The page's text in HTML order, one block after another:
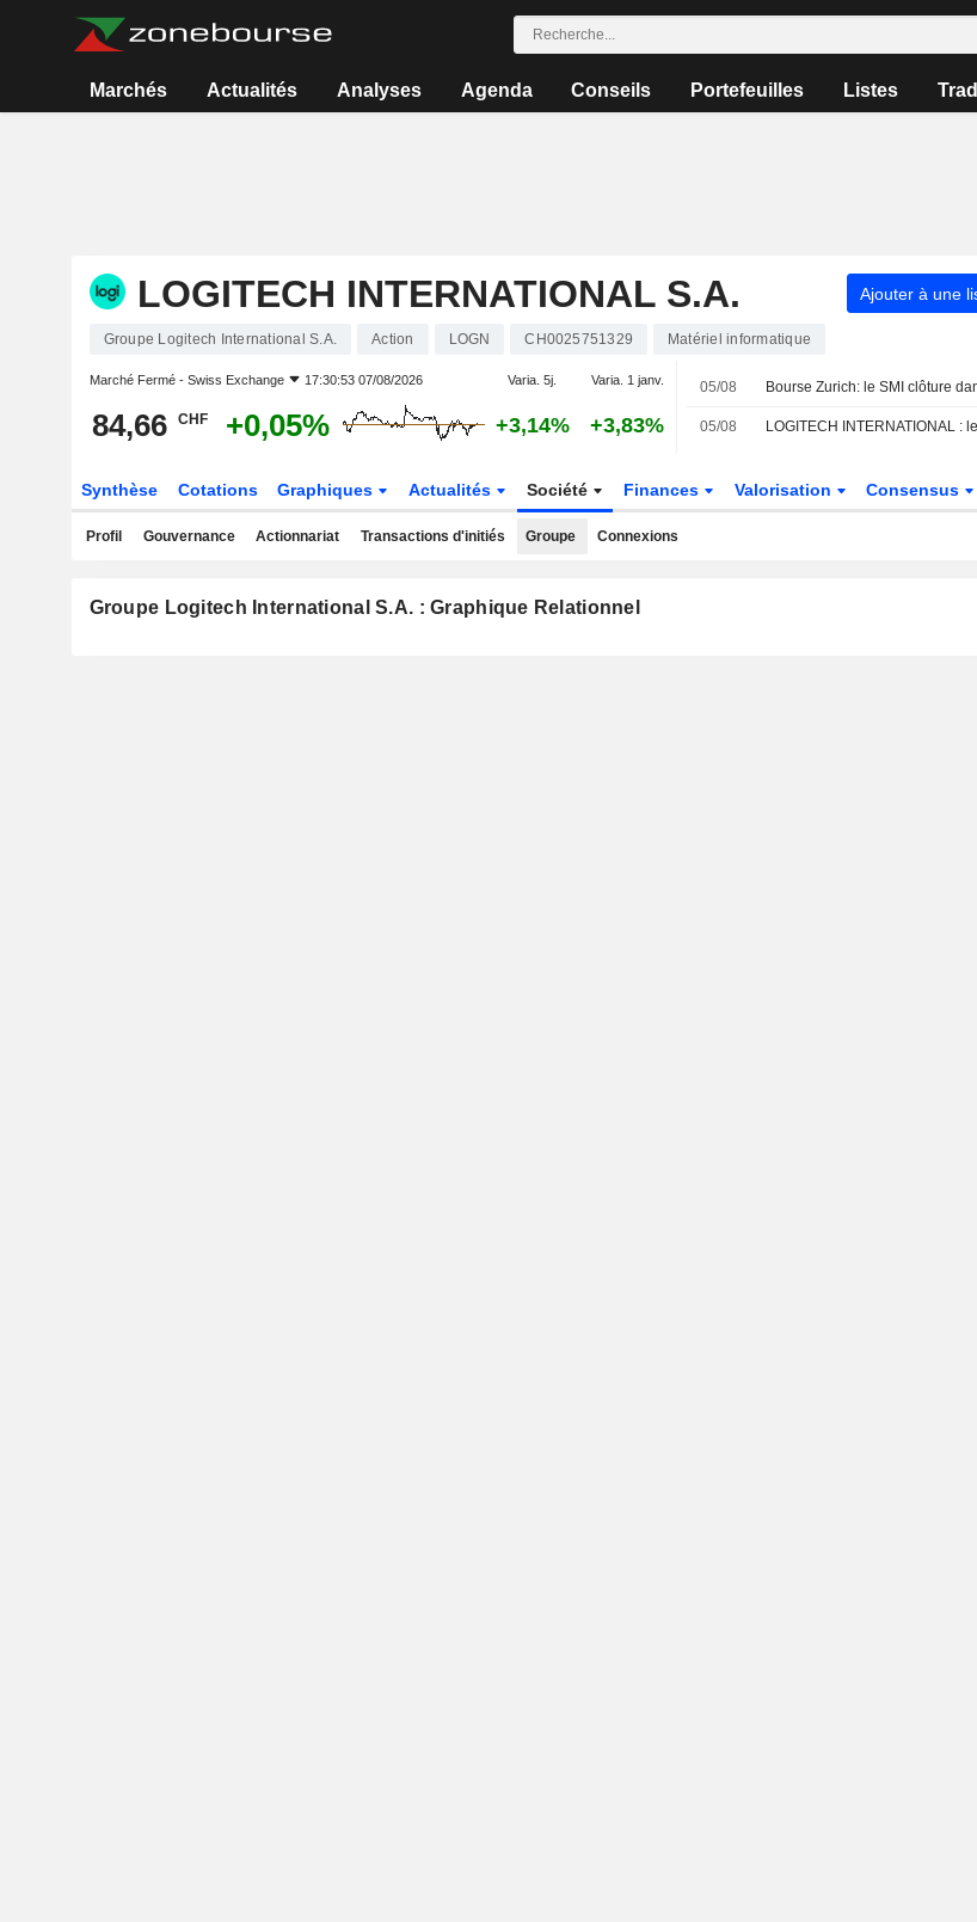
Marchés Actualités Analyses Agenda Conseils Portefeuilles Listes
LOGITECH INTERNATIONAL S.A. Ajouter à une
Groupe Logitech International S.A. Action LOGN CH0025751329 Matériel informatique
Marché Fermé - Swiss Exchange 17:30:53 07/08/2026 Varia. 5j. Varia. 1 janv.
84,66 CHF +0,05% +3,14% +3,83%
05/08 Bourse Zurich: le SMI clôture
05/08
Synthèse Cotations Graphiques Actualités Société Finances Valorisation Consensus
Profil Gouvernance Actionnariat Transactions d'initiés Groupe Connexions
Groupe Logitech International S.A. : Graphique Relationnel